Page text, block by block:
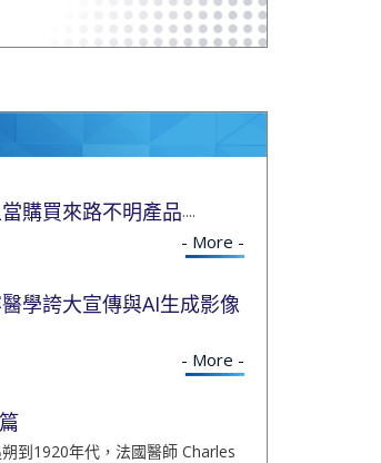
購買來路不明產品....
- More -
學誇大宣傳與AI生成影像
- More -
到1920年代，法國醫師 Charles